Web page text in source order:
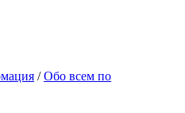
/Обо всем по